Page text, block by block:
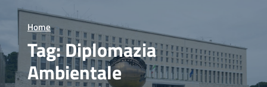
Home >
Tag:Diplomazia
Ambientale